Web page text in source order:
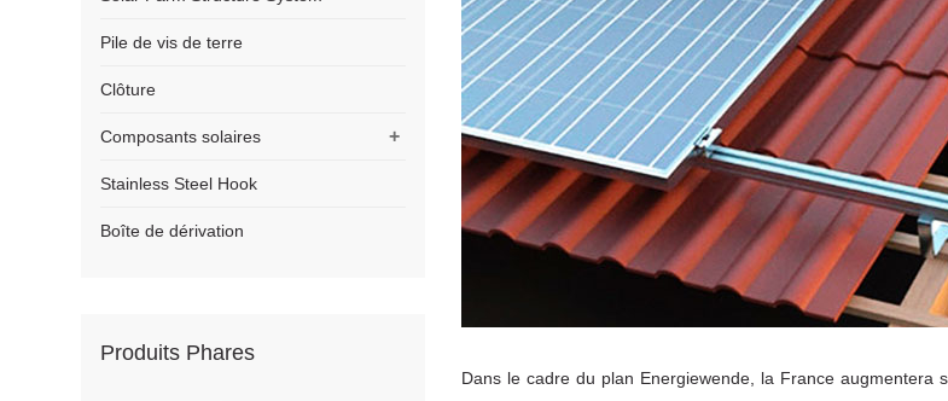
Dans le cadre du plan Energiewende, la France augmentera
Pile de vis de terre
Clôture
+
Composants solaires
Stainless Steel Hook
Boîte de dérivation
Produits Phares